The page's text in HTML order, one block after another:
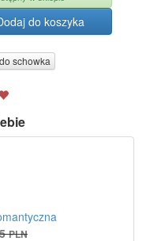
do koszyka
schowka
PLN